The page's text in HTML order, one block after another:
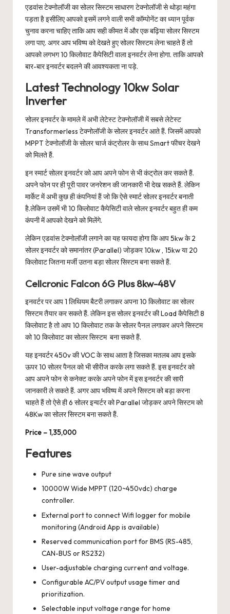
एडवांस टेक्नोलॉजी का सोलर सिस्टम साधारण टेक्नोलॉजी से थोड़ा महंगा
पड़ता है इसीलिए आपको इसमें लगने वाली सभी कॉम्पोनेंट का ध्यान पूर्वक
चुनाव करना चाहिए ताकि आप सही कीमत में और एक बढ़िया सोलर सिस्टम
लगा पाए. अगर आप भविष्य को देखते हुए सोलर सिस्टम लेना चाहते हैं तो
आपको लगभग 10 किलोवाट कैपेसिटी वाला इनवर्टर लेना होगा. ताकि आपको
बार-बार इनवर्टर बदलने की आवश्यकता ना पड़े.
Latest Technology 10kw Solar
Inverter
सोलर इनवर्टर के मामले में अभी लेटेस्ट टेक्नोलॉजी में सबसे लेटेस्ट
Transformerless टेक्नोलॉजी के सोलर इनवर्टर आते हैं. जिसमें आपको
MPPT टेक्नोलॉजी के सोलर चार्ज कंट्रोलर के साथ Smart फीचर देखने
को मिलते हैं.
इन स्मार्ट सोलर इनवर्टर को आप अपने फोन से भी कंट्रोल कर सकते हैं.
अपने फोन पर ही पूरी पावर जनरेशन की जानकारी भी देख सकते हैं. लेकिन
मार्केट में अभी कुछ ही कंपनियां हैं जो कि ऐसे स्मार्ट सोलर इनवर्टर बनाती
है.लेकिन उसमें भी 10 किलोवाट कैपेसिटी वाले सोलर इनवर्टर बहुत ही कम
कंपनी में आपको देखने को मिलेंगे.
लेकिन एडवांस टेक्नोलॉजी लगाने का यह फायदा होगा कि आप 5kw के 2
सोलर इनवर्टर को समानांतर (Parallel) जोड़कर 10kw , 15kw या 20
किलोवाट जितना मर्जी उतना बड़ा सोलर सिस्टम बना सकते हैं.
Cellcronic Falcon 6G Plus 8kw-48V
इनवर्टर पर आप 1 लिथियम बैटरी लगाकर अपना 10 किलोवाट का सोलर
सिस्टम तैयार कर सकते हैं. लेकिन इस सोलर इनवर्टर की Load कैपेसिटी 8
किलोवाट है तो आप 10 किलोवाट तक के सोलर पैनल लगाकर अपने सिस्टम
को 10 किलोवाट का सोलर सिस्टम बना सकते हैं.
यह इनवर्टर 450v की VOC के साथ आता है जिसका मतलब आप इसके
ऊपर 10 सोलर पैनल को भी सीरीज करके लगा सकते हैं. इस इनवर्टर को
आप अपने फोन से कनेक्ट करके अपने फोन में इस इनवर्टर की सारी
जानकारी ले सकते हैं. अगर आप भविष्य में अपने सिस्टम को बड़ा करना
चाहते हैं तो ऐसे ही 6 सोलर इन्वर्टर को Parallel जोड़कर अपने सिस्टम को
48Kw का सोलर सिस्टम बना सकते हैं.
Price – 1,35,000
Features
Pure sine wave output
10000W Wide MPPT (120~450vdc) charge
controller.
External port to connect Wifi logger for mobile
monitoring (Android App is available)
Reserved communication port for BMS (RS-485,
CAN-BUS or RS232)
User-adjustable charging current and voltage.
Configurable AC/PV output usage timer and
prioritization.
Selectable input voltage range for home